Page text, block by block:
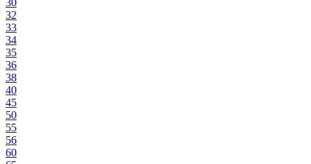
30
32
33
34
35
36
38
40
45
50
55
56
60